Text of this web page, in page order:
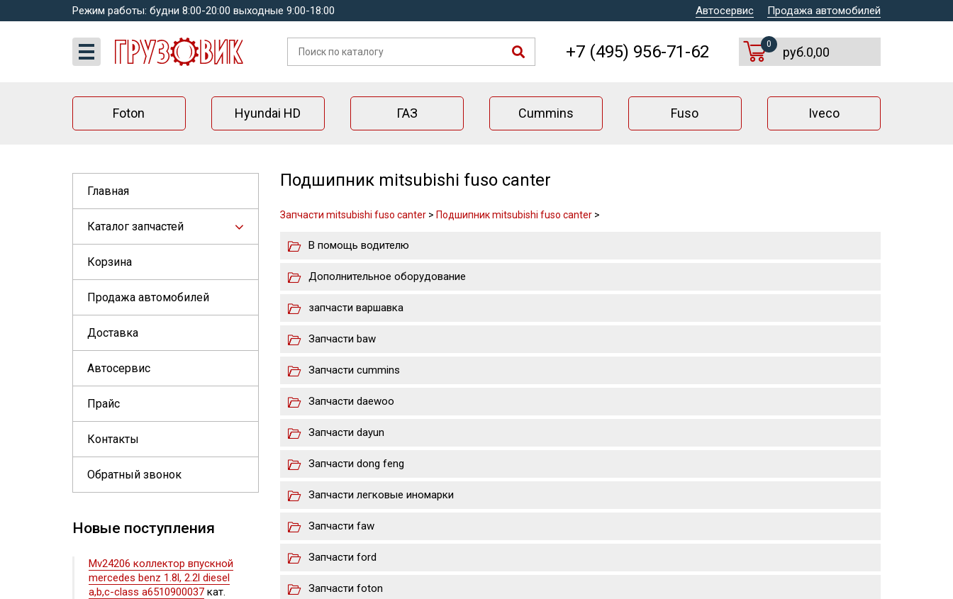
Режим работы: будни 8:00-20:00 выходные 9:00-18:00 Автосервис Продажа автомобилей
+7 (495) 956-71-62 0
руб.0,00
Foton Hyundai HD ГАЗ Cummins Fuso Iveco
Главная
Каталог запчастей
Корзина
Продажа автомобилей
Доставка
Автосервис
Прайс
Контакты
Обратный звонок
Новые поступления
Mv24206 коллектор впускной
mercedes benz 1.8l, 2.2l diesel
a,b,c-class a6510900037 кат.
Подшипник mitsubishi fuso canter
Запчасти mitsubishi fuso canter> Подшипник mitsubishi fuso canter>
В помощь водителю
Дополнительное оборудование
запчасти варшавка
Запчасти baw
Запчасти cummins
Запчасти daewoo
Запчасти dayun
Запчасти dong feng
Запчасти легковые иномарки
Запчасти faw
Запчасти ford
Запчасти foton